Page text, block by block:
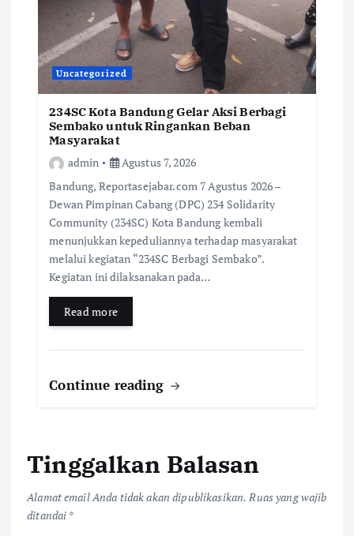
Uncategorized
234SC Kota Bandung Gelar Aksi Berbagi
Sembako untuk Ringankan Beban
Masyarakat
admin
Agustus 7, 2026
Bandung, Reportasejabar.com 7 Agustus 2026 –
Dewan Pimpinan Cabang (DPC) 234 Solidarity
Community (234SC) Kota Bandung kembali
menunjukkan kepeduliannya terhadap masyarakat
melalui kegiatan “234SC Berbagi Sembako”.
Kegiatan ini dilaksanakan pada…
Read more
Continue reading
Tinggalkan Balasan
Alamat email Anda tidak akan dipublikasikan. Ruas yang wajib
ditandai *